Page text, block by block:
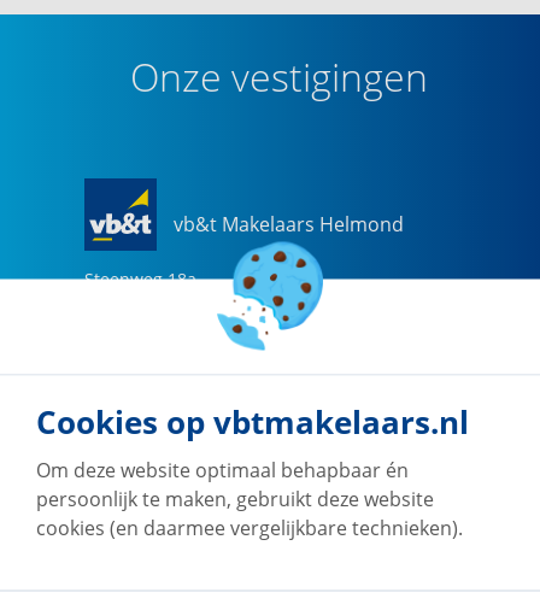
Onze vestigingen
vb&t Makelaars Helmond
Steenweg 18a
helmond@vbtmakelaars.nl
Naar vestiging
Cookies op vbtmakelaars.nl
Om deze website optimaal behapbaar én
persoonlijk te maken, gebruikt deze website
cookies (en daarmee vergelijkbare technieken).